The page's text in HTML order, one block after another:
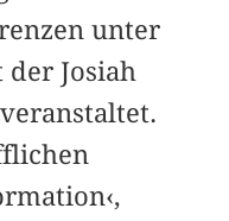
unter
Josiah